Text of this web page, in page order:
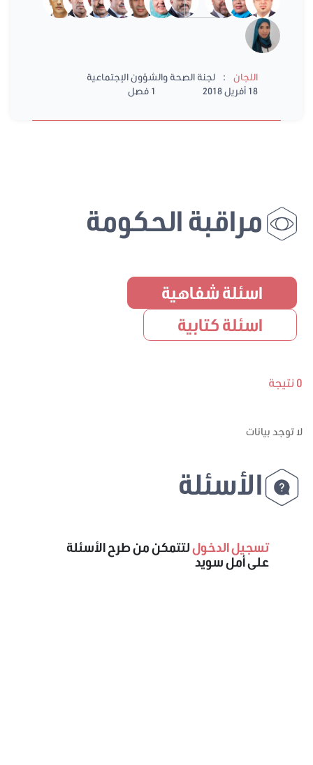
اللجان :
لجنة الصحة والشؤون الإجتماعية
18 أفريل 2018
1 فصل
مراقبة الحكومة
اسئلة شفاهية
اسئلة كتابية
0 نتيجة
لا توجد بيانات
الأسئلة
تسجيل الدخوللتتمكن من طرح الأسئلة
على أمل سويد